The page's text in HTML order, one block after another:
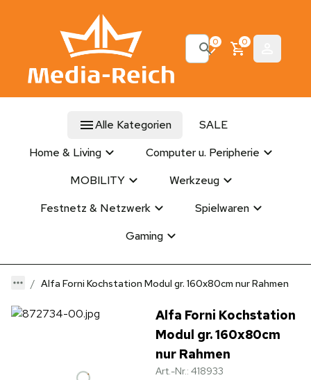
0 0
Alle Kategorien
SALE
Home & Living
Computer u. Peripherie
MOBILITY
Werkzeug
Festnetz & Netzwerk
Spielwaren
Gaming
Alfa Forni Kochstation Modul gr. 160x80cm nur Rahmen
Alfa Forni Kochstation
Modul gr. 160x80cm
nur Rahmen
Art.-Nr.: 418933